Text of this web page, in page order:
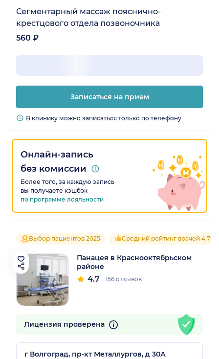
Сегментарный массаж пояснично-
крестцового отдела позвоночника
560 ₽
Записаться на прием
В клинику можно записаться только по телефону
Онлайн-запись
без комиссии
Более того, за каждую запись
вы получаете кэшбэк
по программе лояльности
Выбор пациентов 2025 Средний рейтинг врачей 4.7
Панацея в Краснооктябрьском
районе
4.7 156 отзывов
Лицензия проверена
г Волгоград, пр-кт Металлургов, д 30А